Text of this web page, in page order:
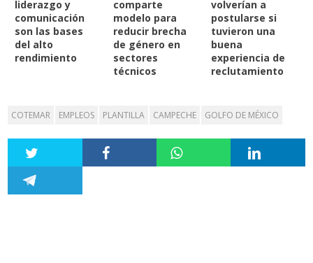
liderazgo y
comunicación
son las bases
del alto
rendimiento
comparte
modelo para
reducir brecha
de género en
sectores
técnicos
volverían a
postularse si
tuvieron una
buena
experiencia de
reclutamiento
COTEMAR EMPLEOS PLANTILLA CAMPECHE GOLFO DE MÉXICO